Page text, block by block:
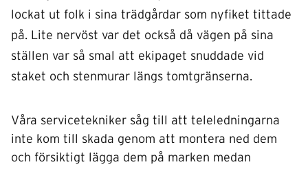
lockat ut folk i sina trädgårdar som nyfiket tittade
på. Lite nervöst var det också då vägen på sina
ställen var så smal att ekipaget snuddade vid
staket och stenmurar längs tomtgränserna.
Våra servicetekniker såg till att teleledningarna
inte kom till skada genom att montera ned dem
och försiktigt lägga dem på marken medan